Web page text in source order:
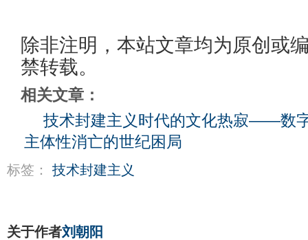
除非注明，本站文章均为原创或
禁转载。
相关文章：
技术封建主义时代的文化热寂——数
主体性消亡的世纪困局
标签： 技术封建主义
关于作者刘朝阳